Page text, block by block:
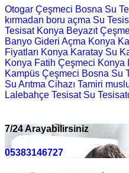
Otogar Çeşmeci Bosna Su
kırmadan boru açma Su
Tesisat Konya Beyazıt
Banyo Gideri Açma Konya
Fiyatları Konya Karatay Su
Konya Fatih Çeşmeci Konya
Kampüs Çeşmeci Bosna Su
Su Arıtma Cihazı Tamiri
Lalebahçe Tesisat Su
7/24 Arayabilirsiniz
05383146727